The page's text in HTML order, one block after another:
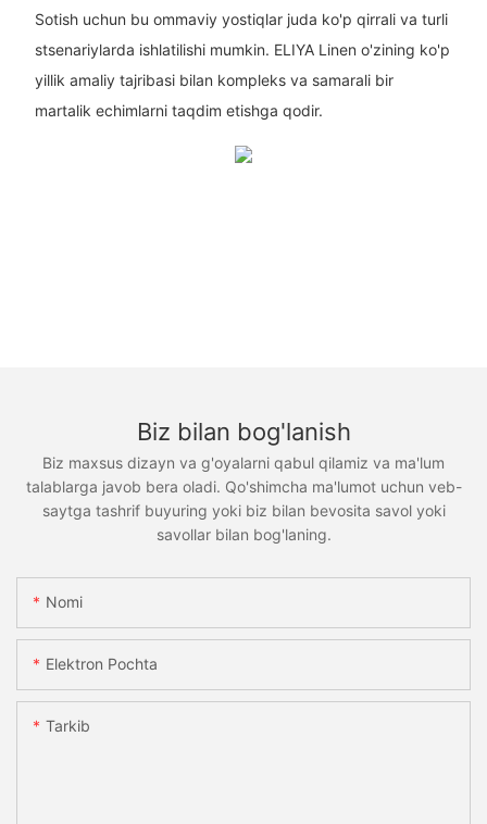
Sotish uchun bu ommaviy yostiqlar juda ko'p qirrali va turli
stsenariylarda ishlatilishi mumkin. ELIYA Linen o'zining ko'p
yillik amaliy tajribasi bilan kompleks va samarali bir
martalik echimlarni taqdim etishga qodir.
Biz bilan bog'lanish
Biz maxsus dizayn va g'oyalarni qabul qilamiz va ma'lum
talablarga javob bera oladi. Qo'shimcha ma'lumot uchun veb-
saytga tashrif buyuring yoki biz bilan bevosita savol yoki
savollar bilan bog'laning.
Nomi
Elektron Pochta
Tarkib